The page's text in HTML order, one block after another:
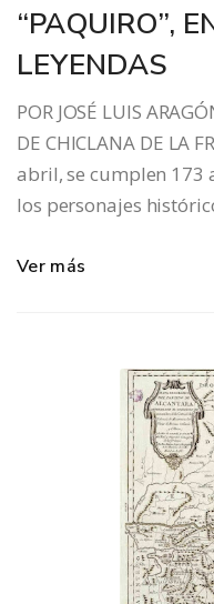
“PAQUIRO”,
LEYENDAS
POR JOSÉ LUIS
DE CHICLANA DE LA
abril, se cumplen 173
los personajes
Ver más